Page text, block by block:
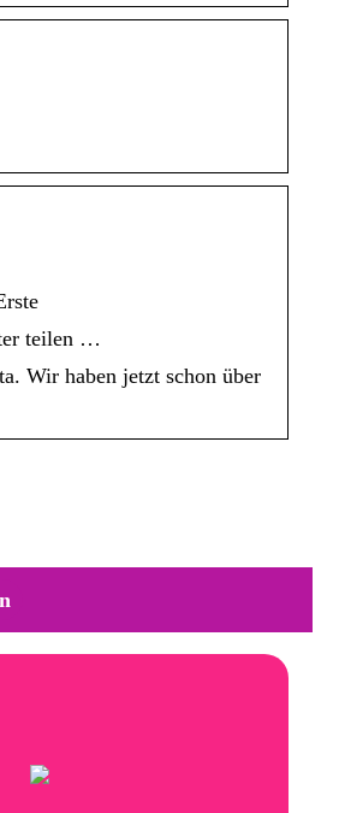
teilen …
Wir haben jetzt schon über